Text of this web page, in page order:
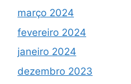
março 2024
fevereiro 2024
janeiro 2024
dezembro 2023